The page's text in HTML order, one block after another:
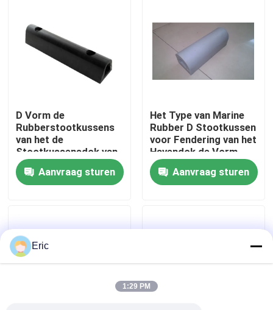
Over ons
Fabrieksreis
Kwaliteitscontrole
Contacteer ons
Vraag een offerte aan
Company News
mariene deuren
D Vorm de
Rubberstootkussens
van het de
Stootkussensdok van
Marine Fender Marine
Tugboat/van de Boot
Aanvraag sturen
Het Type van Marine
Rubber D Stootkussen
voor Fendering van het
Havendok de Vorm
Rubberstootkussen
van DAanvraag sturen
Eric
1:29 PM